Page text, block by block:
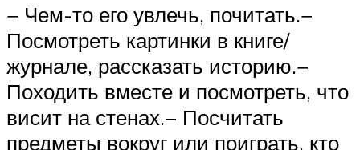
− Чем-то его увлечь, почитать.−
Посмотреть картинки в книге/
журнале, рассказать историю.−
Походить вместе и посмотреть, что
висит на стенах.− Посчитать
предметы вокруг или поиграть, кто